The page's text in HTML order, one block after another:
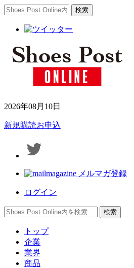
2026年08月10日
新規購読お申込
メルマガ登録
ログイン
トップ
企業
業界
商品